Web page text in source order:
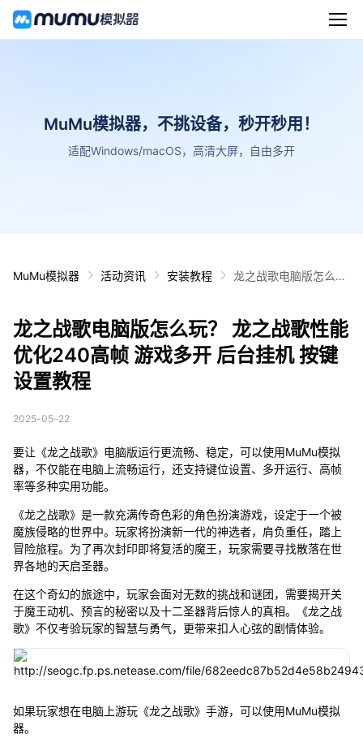
MuMu模拟器，不挑设备，秒开秒用！
适配Windows/macOS，高清大屏，自由多开
MuMu模拟器 活动资讯 安装教程
龙之战歌电脑版怎么
台挂机 按键设置教程
龙之战歌电脑版怎么玩？ 龙之战歌性能
优化240高帧 游戏多开 后台挂机 按键
设置教程
2025-05-22
要让《龙之战歌》电脑版运行更流畅、稳定，可以使用MuMu模拟
器，不仅能在电脑上流畅运行，还支持键位设置、多开运行、高帧
率等多种实用功能。
《龙之战歌》是一款充满传奇色彩的角色扮演游戏，设定于一个被
魔族侵略的世界中。玩家将扮演新一代的神选者，肩负重任，踏上
冒险旅程。为了再次封印即将复活的魔王，玩家需要寻找散落在世
界各地的天启圣器。
在这个奇幻的旅途中，玩家会面对无数的挑战和谜团，需要揭开关
于魔王动机、预言的秘密以及十二圣器背后惊人的真相。《龙之战
歌》不仅考验玩家的智慧与勇气，更带来扣人心弦的剧情体验。
如果玩家想在电脑上游玩《龙之战歌》手游，可以使用MuMu模拟
器。